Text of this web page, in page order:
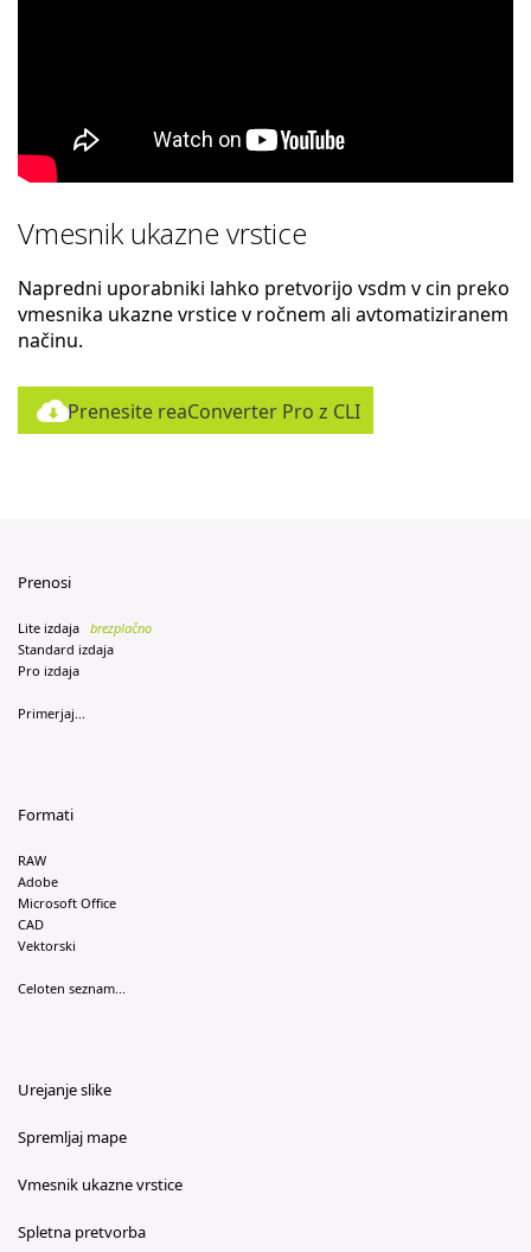
Vmesnik ukazne vrstice
Napredni uporabniki lahko pretvorijo vsdm v cin preko
vmesnika ukazne vrstice v ročnem ali avtomatiziranem
načinu.
Prenesite reaConverter Pro z CLI
Prenosi
Lite izdaja brezplačno
Standard izdaja
Pro izdaja
Primerjaj...
Formati
RAW
Adobe
Microsoft Office
CAD
Vektorski
Celoten seznam...
Urejanje slike
Spremljaj mape
Vmesnik ukazne vrstice
Spletna pretvorba